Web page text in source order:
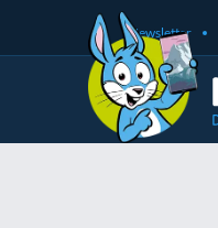
Newsletter